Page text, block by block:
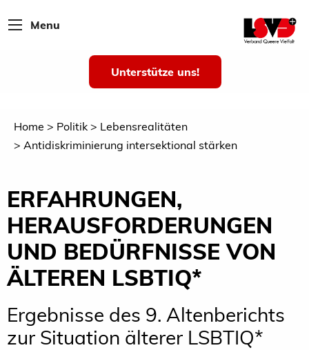
Menu
Unterstütze uns!
Home Politik
Lebensrealitäten
Antidiskriminierung intersektional stärken
ERFAHRUNGEN,
HERAUSFORDERUNGEN
UND BEDÜRFNISSE VON
ÄLTEREN LSBTIQ*
Ergebnisse des 9. Altenberichts
zur Situation älterer LSBTIQ*